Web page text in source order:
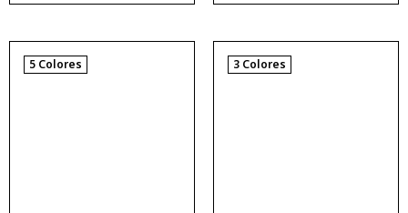
5 Colores 3 Colores